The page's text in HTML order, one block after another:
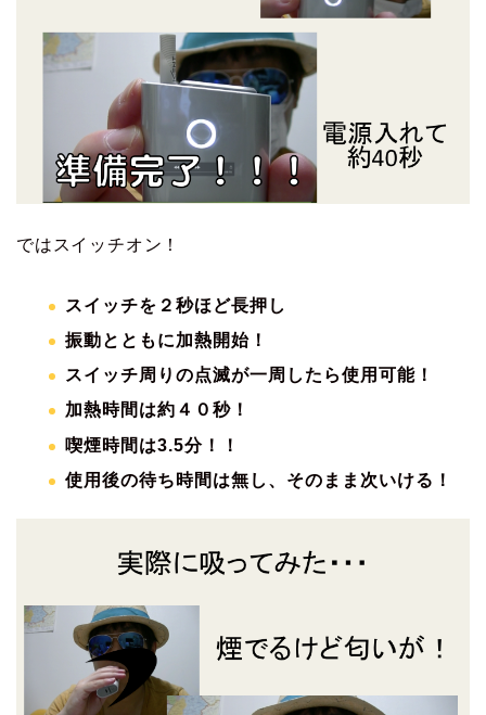
ではスイッチオン！
スイッチを２秒ほど長押し
振動とともに加熱開始！
スイッチ周りの点滅が一周したら使用可能！
加熱時間は約４０秒！
喫煙時間は3.5分！！
使用後の待ち時間は無し、そのまま次いける！